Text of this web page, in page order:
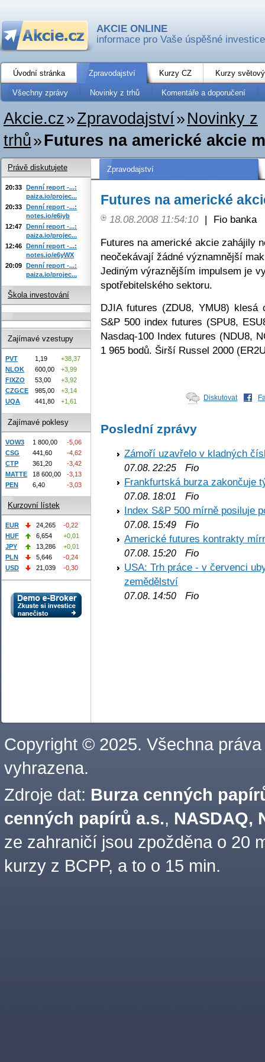
AKCIE ONLINE
informace pro Vaše úspěšné investice
Úvodní stránka Zpravodajství Kurzy CZ Kurzy
Všechny zprávy Novinky z trhů Komentáře a doporučení
Akcie.cz»Zpravodajství» Novinky z
trhů»Futures na americké akcie
Zpravodajství
Futures na americké
18.08.2008 11:54:10 |
Fio banka
Futures na americké akcie zahájily
neočekávají žádné významnější
Jediným výraznějším impulsem je
spotřebitelského sektoru.
DJIA futures (ZDU8, YMU8)
S&P 500 index futures (SPU8,
Nasdaq-100 Index futures (NDU8,
1 965 bodů. Širší Russel 2000
Diskutovat
Poslední zprávy
Zámoří uzavřelo v kladných
07.08. 22:25 Fio
Frankfurtská burza zakončuje
07.08. 18:01
Fio
Index S&P 500 mírně posiluje
07.08. 15:49 Fio
Americké futures kontrakty
07.08. 15:20 Fio
USA: Trh práce - v červenci
zemědělství
07.08. 14:50 Fio
Právě diskutujete
20:33 Denní report -...:
paiza.io/projec...
20:33 Denní report -...:
notes.io/e6iyb
12:47 Denní report -...:
paiza.io/projec...
12:46 Denní report -...:
notes.io/e6yWX
20:09 Denní report -...:
paiza.io/projec...
Škola investování
Zajímavé vzestupy
PVT 1,19
+38,37
NLOK
600,00
+3,99
FIXZO
53,00
+3,92
CZGCE
985,00
+3,14
UQA
441,80 +1,61
Zajímavé poklesy
VOW3 1 800,00
-5,06
CSG
441,60
-4,62
CTP
361,20
-3,42
MATTE
18 600,00
-3,13
PEN
6,40 -3,03
Kurzovní lístek
EUR 24,265
-0,22
HUF
6,654
+0,01
JPY
13,286
+0,01
PLN
5,646
-0,24
USD
21,039 -0,30
Copyright © 2025. Všechna práva
vyhrazena.
Zdroje dat: Burza cenných
cenných papírů a.s., NASDAQ,
ze zahraničí jsou zpožděna o 20
kurzy z BCPP, a to o 15 min.